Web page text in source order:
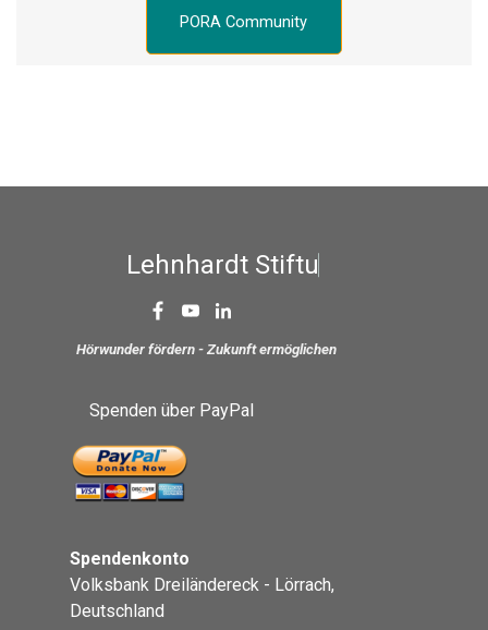
PORA Community
Spendenkonto
Volksbank Dreiländereck - Lörrach,
Deutschland
ehnh ardt S tiftun
Spenden über PayPal
Hörwunder fördern - Zukunft ermöglichen